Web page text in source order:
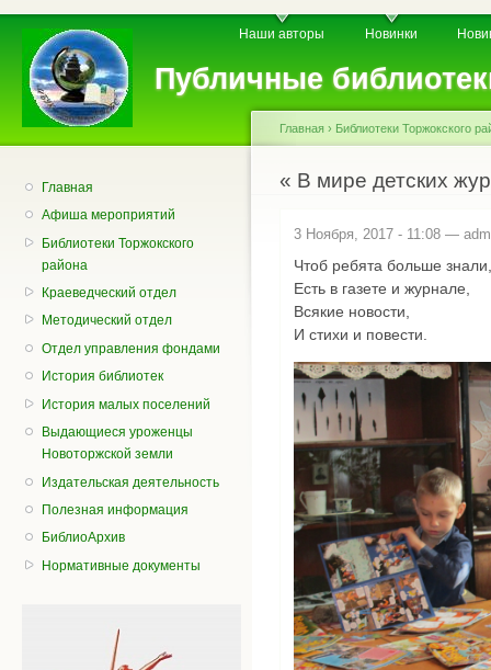
Публичные
Главное меню Наши авторы Новинки
Вторичное меню
Главная
Афиша мероприятий
Библиотеки Торжокского
района
Краеведческий отдел
Методический отдел
Отдел управления фондами
История библиотек
История малых поселений
Выдающиеся уроженцы
Новоторжской земли
Издательская деятельность
Полезная информация
БиблиоАрхив
Нормативные документы
Вы здесь
Главная › Библиотеки Торжокского
« В мире детских
3 Ноября, 2017 - 11:08 —
Чтоб ребята больше
Есть в газете и журнале,
Всякие новости,
И стихи и повести.